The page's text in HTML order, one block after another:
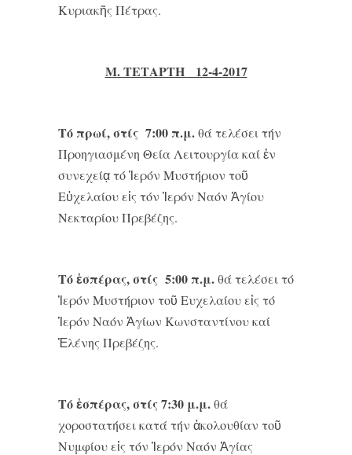
Κυριακῆς Πέτρας.
Μ. ΤΕΤΑΡΤΗ 12-4-2017
Τό πρωί, στίς 7:00 π.μ.θά τελέσει τήν
Προηγιασμένη Θεία Λειτουργία καί ἐν
συνεχείᾳ τό Ἱερόν Μυστήριον τοῦ
Εὐχελαίου εἰς τόν Ἱερόν Ναόν Ἁγίου
Νεκταρίου Πρεβέζης.
Τό ἑσπέρας, στίς 5:00 π.μ.θά τελέσει τό
Ἱερόν Μυστήριον τοῦ Ευχελαίου εἰς τό
Ἱερόν Ναόν Ἁγίων Κωνσταντίνου καί
Ἑλένης Πρεβέζης.
Τό ἑσπέρας, στίς 7:30 μ.μ.θά
χοροστατήσει κατά τήν ἀκολουθίαν τοῦ
Νυμφίου εἰς τόν Ἱερόν Ναόν Ἁγίας